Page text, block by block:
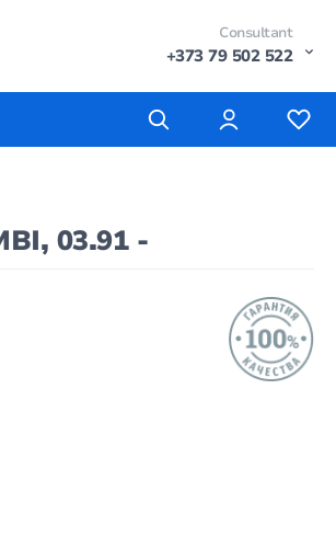
Consultant
+373 79 502 522
03.91 -